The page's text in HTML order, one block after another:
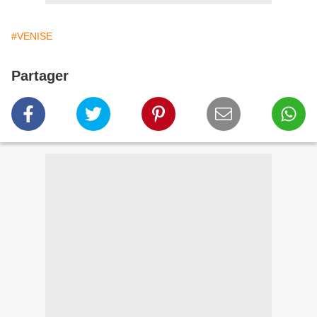
#VENISE
Partager